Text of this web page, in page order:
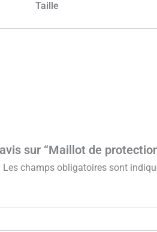
Taille
sur “Maillot de
Les champs obligatoires sont